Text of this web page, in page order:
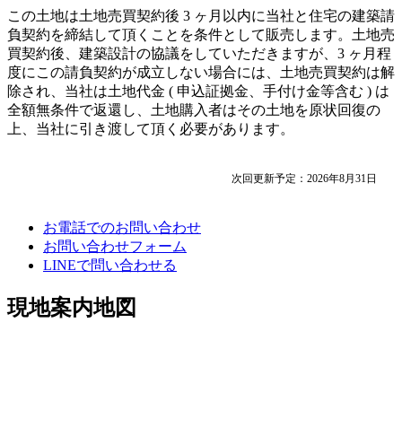
この土地は土地売買契約後 3 ヶ月以内に当社と住宅の建築請
負契約を締結して頂くことを条件として販売します。土地売
買契約後、建築設計の協議をしていただきますが、3 ヶ月程
度にこの請負契約が成立しない場合には、土地売買契約は解
除され、当社は土地代金 ( 申込証拠金、手付け金等含む ) は
全額無条件で返還し、土地購入者はその土地を原状回復の
上、当社に引き渡して頂く必要があります。
次回更新予定：2026年8月31日
お電話でのお問い合わせ
お問い合わせフォーム
LINEで問い合わせる
現地案内地図